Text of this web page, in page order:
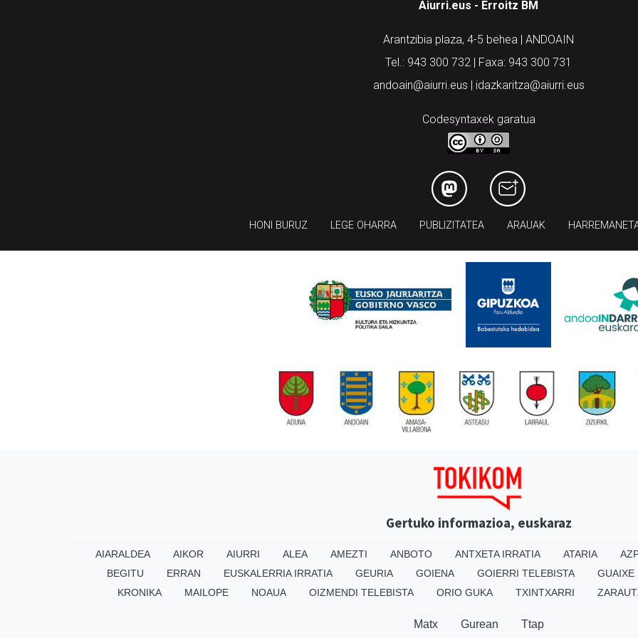
Aiurri.eus - Erroitz BM
Arantzibia plaza, 4-5 behea | ANDOAIN
Tel.: 943 300 732 | Faxa: 943 300 731
andoain@aiurri.eus | idazkaritza@aiurri.eus
Codesyntaxek garatua
HONI BURUZ LEGE OHARRA PUBLIZITATEA ARAUAK
Gertuko informazioa, euskaraz
AIARALDEA AIKOR AIURRI ALEA AMEZTI ANBOTO ANTXETA IRRATIA ATARIA
BEGITU
ERRAN EUSKALERRIA IRRATIA GEURIA GOIENA GOIERRI TELEBISTA GUAIXE
KRONIKA
MAILOPE NOAUA OIZMENDI TELEBISTA ORIO GUKA TXINTXARRI
Matx Gurean Ttap